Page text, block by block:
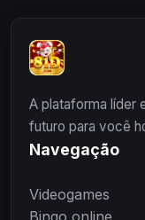
A plataforma líder
futuro para você
Navegação
Videogames